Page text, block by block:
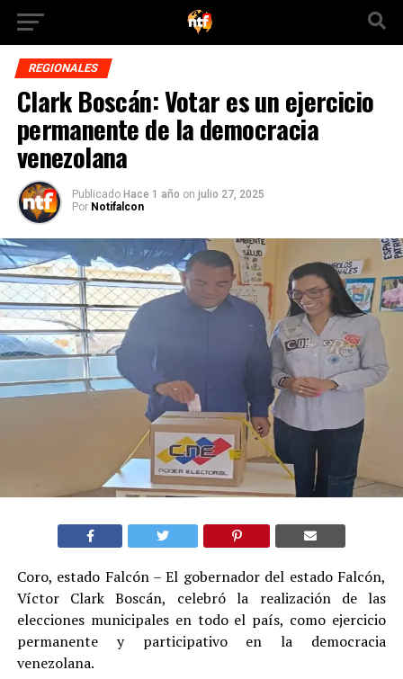
REGIONALES
Clark Boscán: Votar es un ejercicio
permanente de la democracia
venezolana
Publicado Hace 1 año on julio 27, 2025
Por Notifalcon
Coro, estado Falcón – El gobernador del estado Falcón,
Víctor Clark Boscán, celebró la realización de las
elecciones municipales en todo el país, como ejercicio
permanente y participativo en la democracia
venezolana.